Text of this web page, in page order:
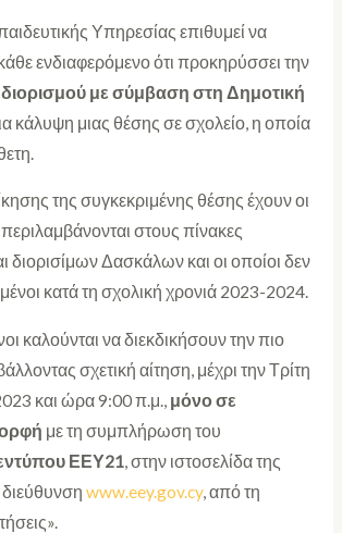
Υπηρεσίας επιθυμεί να
ενδιαφερόμενο ότι προκηρύσσει την
διορισμού με σύμβαση στη Δημοτική
κάλυψη μιας θέσης σε σχολείο, η οποία
της συγκεκριμένης θέσης έχουν οι
στους πίνακες
διορισίμων Δασκάλων και οι οποίοι δεν
κατά τη σχολική χρονιά 2023-2024.
καλούνται να διεκδικήσουν την πιο
σχετική αίτηση, μέχρι την Τρίτη
και ώρα 9:00 π.μ., μόνο σε
με τη συμπλήρωση του
ΕΕΥ21, στην ιστοσελίδα της
www.eey.gov.cy, από τη